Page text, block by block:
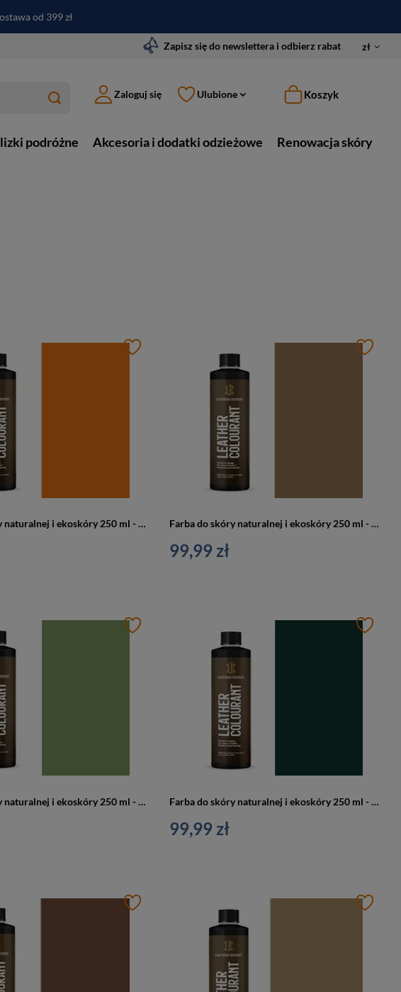
od 399 zł
Zapisz się do newslettera i odbierz rabat zł
Zaloguj się Ulubione Koszyk
podróżne Akcesoria i dodatki odzieżowe
Renowacja skóry
Farba do skóry naturalnej i ekoskóry 250 ml - Leather expert Farba do skóry naturalnej i ekoskóry 250 ml - Leather expert
99,99 zł
Farba do skóry naturalnej i ekoskóry 250 ml - Leather expert Farba do skóry naturalnej i ekoskóry 250 ml - Leather expert
99,99 zł